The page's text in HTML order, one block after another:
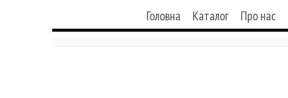
Головна Каталог Про нас